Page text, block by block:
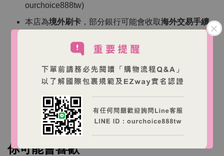
ourchoice888tw)
本店為境外刷卡 ，部分銀行可能會收取海外交易手續
本店商品為澳洲商家營運之跨境購物網站，商品由澳
洲出貨。
台灣消費者下單後，收件人需依台灣海關規定完成
EZWAY 實名認證與進口申報。
你可能會喜歡